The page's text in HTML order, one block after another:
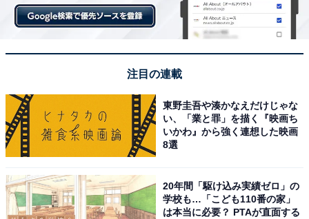
注目の連載
東野圭吾や湊かなえだけじゃな
い、「業と罪」を描く『映画ち
いかわ』から強く連想した映画
8選
20年間「駆け込み実績ゼロ」の
学校も…「こども110番の家」
は本当に必要？ PTAが直面する